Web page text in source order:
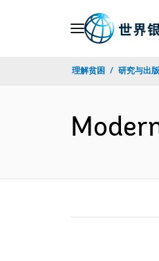
理解贫困 研究与出